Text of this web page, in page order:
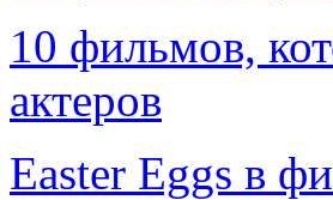
10 фильмов,
актеров
Easter Eggs в